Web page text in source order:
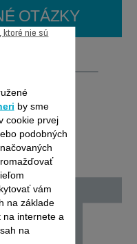
OTÁZKY
by sme
cookie prvej
podobných
vám
na základe
na internete a
na
ktoré nie sú